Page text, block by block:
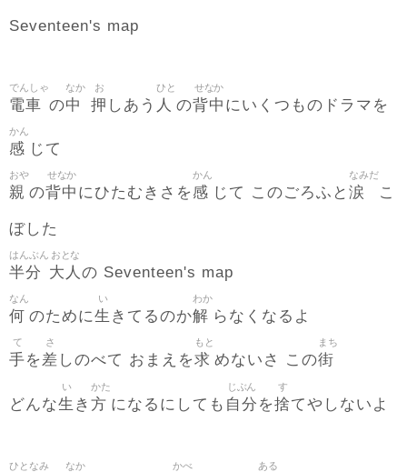
Seventeen's map
電車
でんしゃ
の中
なか
押
お
しあう 人
ひと
の背中
せなか
にいくつものドラマを
感
かん
じて
親
おや
の背中
せなか
にひたむきさを感
かん
じて このごろふと 涙
なみだ
こ
ぼした
半分
はんぶん
大人
おとな
の Seventeen's map
何
なん
のために生
い
きてるのか解
わか
らなくなるよ
手
て
を差
さ
しのべて おまえを求
もと
めないさ この街
まち
どんな生
い
き 方
かた
になるにしても 自分
じぶん
を捨
す
てやしないよ
ひとなみ なか かべ ある